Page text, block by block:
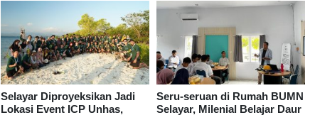
Selayar Diproyeksikan Jadi
Lokasi Event ICP Unhas,
Seru-seruan di Rumah BUMN
Selayar, Milenial Belajar Daur